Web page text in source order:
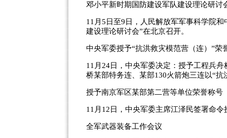
邓小平新时期国防建设军队建设理论研讨
11月5日至9日，人民解放军军事科学院
建设理论研讨会”在北京召开。
中央军委授予“抗洪救灾模范营（连）”荣
11月24日，中央军委决定：授予工程兵
桥某部特务连、某部130火箭炮三连以“抗
授予南京军区某部第二营等单位荣誉称号
11月12日，中央军委主席江泽民签署命
全军武器装备工作会议